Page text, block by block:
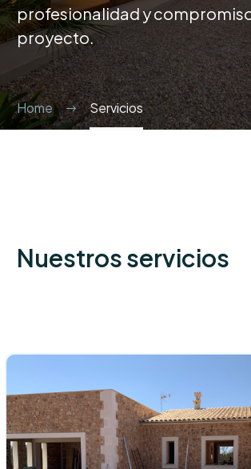
profesionalidad y
proyecto.
Home Servicios
Nuestros servicios